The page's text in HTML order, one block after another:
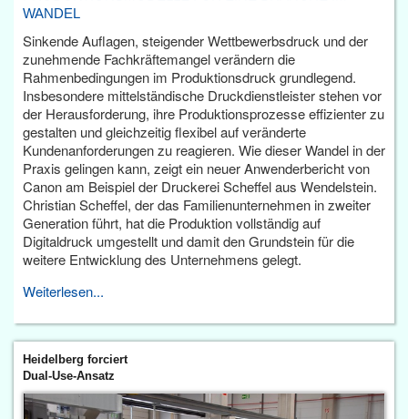
WANDEL
Sinkende Auflagen, steigender Wettbewerbsdruck und der
zunehmende Fachkräftemangel verändern die
Rahmenbedingungen im Produktionsdruck grundlegend.
Insbesondere mittelständische Druckdienstleister stehen vor
der Herausforderung, ihre Produktionsprozesse effizienter zu
gestalten und gleichzeitig flexibel auf veränderte
Kundenanforderungen zu reagieren. Wie dieser Wandel in der
Praxis gelingen kann, zeigt ein neuer Anwenderbericht von
Canon am Beispiel der Druckerei Scheffel aus Wendelstein.
Christian Scheffel, der das Familienunternehmen in zweiter
Generation führt, hat die Produktion vollständig auf
Digitaldruck umgestellt und damit den Grundstein für die
weitere Entwicklung des Unternehmens gelegt.
Weiterlesen...
Heidelberg forciert
Dual-Use-Ansatz